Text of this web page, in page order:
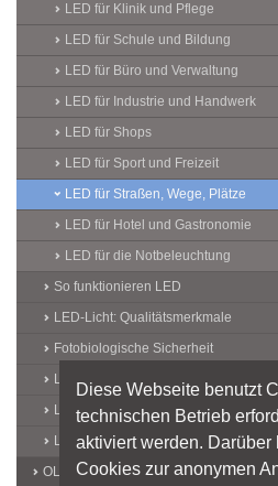
LED für Klinik und Pflege
LED für Schule und Bildung
LED für Büro und Verwaltung
LED für Industrie und Handwerk
LED für Shops
LED für Sport und Freizeit
LED für Straßen, Wege, Plätze
LED für Hotel und Gastronomie
LED für die Notbeleuchtung
So funktionieren LED
LED-Licht: Qualitätsmerkmale
Fotobiologische Sicherheit
LED-Lichtquellen
LED-Leuchten
LED-Produkte
OLED
Diese Webseite benutzt
technischen Betrieb
aktiviert werden. Darüber
Cookies zur anonymen